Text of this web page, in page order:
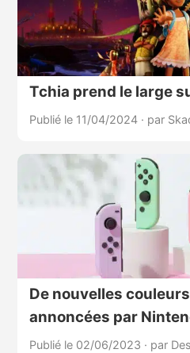
Tchia prend le large
Publié le 11/04/2024 · par
De nouvelles
annoncées par
Publié le 02/06/2023 · par